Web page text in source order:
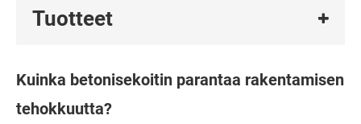
Tuotteet
Kuinka betonisekoitin parantaa rakentamisen
tehokkuutta?